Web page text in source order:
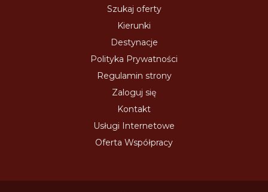
Szukaj oferty
Kierunki
Destynacje
Polityka Prywatności
Regulamin strony
Zaloguj się
Kontakt
Usługi Internetowe
Oferta Współpracy